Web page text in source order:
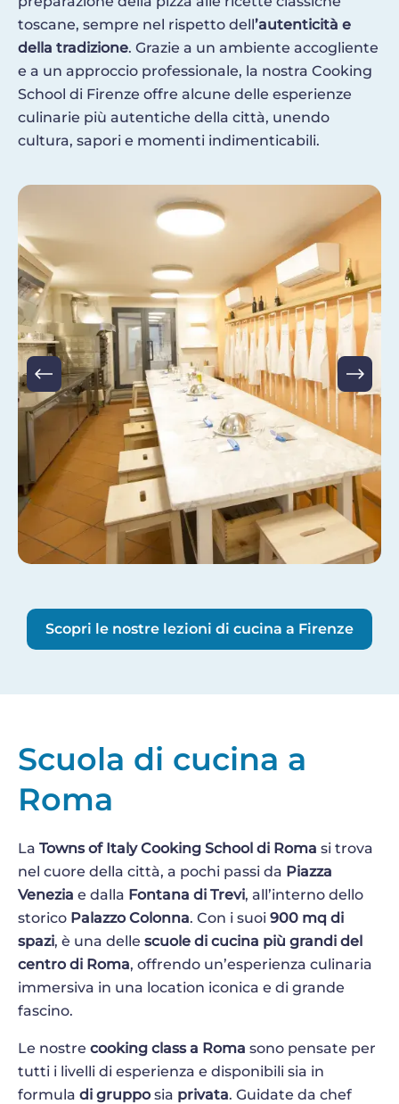
toscane, sempre nel rispetto dell’autenticità e
della tradizione. Grazie a un ambiente accogliente
e a un approccio professionale, la nostra Cooking
School di Firenze offre alcune delle esperienze
culinarie più autentiche della città, unendo
cultura, sapori e momenti indimenticabili.
Image
Scopri le nostre lezioni di cucina a Firenze
Scuola di cucina a
Roma
La Towns of Italy Cooking School di Roma si trova
nel cuore della città, a pochi passi da Piazza
Venezia e dalla Fontana di Trevi, all’interno dello
storico Palazzo Colonna. Con i suoi 900 mq di
spazi, è una delle scuole di cucina più grandi del
centro di Roma, offrendo un’esperienza culinaria
immersiva in una location iconica e di grande
fascino.
Le nostre cooking class a Roma sono pensate per
tutti i livelli di esperienza e disponibili sia in
formula di gruppo sia privata. Guidate da chef